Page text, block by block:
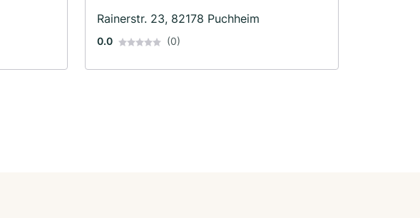
Rainerstr. 23, 82178 Puchheim
0.0 (0)